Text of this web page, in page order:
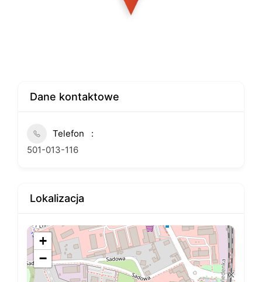
Dane kontaktowe
Telefon
501-013-116
Lokalizacja
+
−